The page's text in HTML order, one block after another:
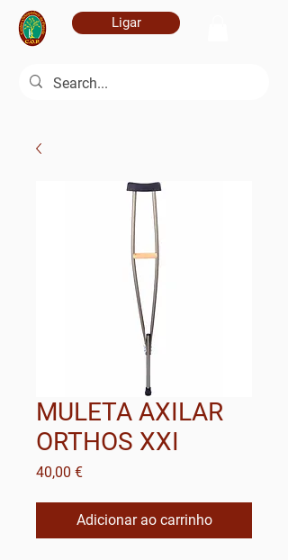
Ligar
MULETA AXILAR
ORTHOS XXI
40,00 €Preço
Adicionar ao carrinho